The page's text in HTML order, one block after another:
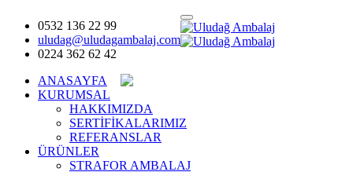
0532 136 22 99
uludag@uludagambalaj.com
0224 362 62 42
ANASAYFA
KURUMSAL
HAKKIMIZDA
SERTİFİKALARIMIZ
REFERANSLAR
ÜRÜNLER
STRAFOR AMBALAJ